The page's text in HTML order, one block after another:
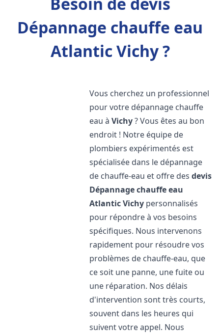
Dépannage chauffe eau
Atlantic Vichy ?
Vous cherchez un professionnel
pour votre dépannage chauffe
eau àVichy? Vous êtes au bon
endroit ! Notre équipe de
plombiers expérimentés est
spécialisée dans le dépannage
de chauffe-eau et offre desdevis
Dépannage chauffe eau
AtlanticVichy personnalisés
pour répondre à vos besoins
spécifiques. Nous intervenons
rapidement pour résoudre vos
problèmes de chauffe-eau, que
ce soit une panne, une fuite ou
une réparation. Nos délais
d'intervention sont très courts,
souvent dans les heures qui
suivent votre appel. Nous